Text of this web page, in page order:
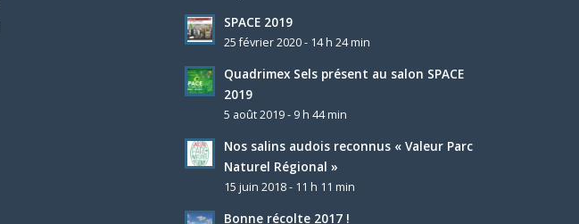
SPACE 2019
25 février 2020 - 14 h 24 min
Quadrimex Sels présent au salon SPACE
2019
5 août 2019 - 9 h 44 min
Nos salins audois reconnus « Valeur Parc
Naturel Régional »
15 juin 2018 - 11 h 11 min
Bonne récolte 2017 !